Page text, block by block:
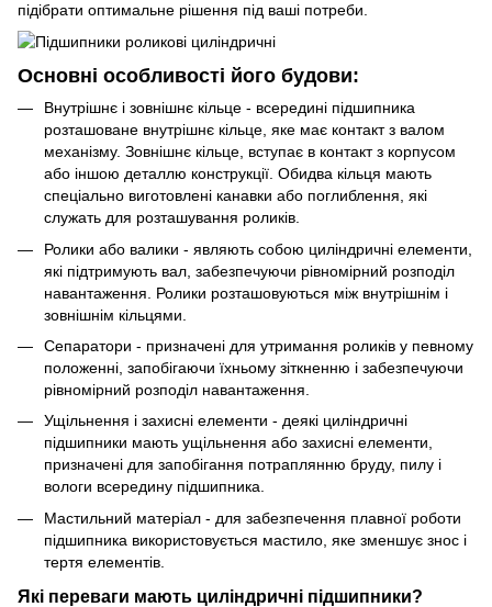
підібрати оптимальне рішення під ваші потреби.
Основні особливості його будови:
Внутрішнє і зовнішнє кільце - всередині підшипника
розташоване внутрішнє кільце, яке має контакт з валом
механізму. Зовнішнє кільце, вступає в контакт з корпусом
або іншою деталлю конструкції. Обидва кільця мають
спеціально виготовлені канавки або поглиблення, які
служать для розташування роликів.
Ролики або валики - являють собою циліндричні елементи,
які підтримують вал, забезпечуючи рівномірний розподіл
навантаження. Ролики розташовуються між внутрішнім і
зовнішнім кільцями.
Сепаратори - призначені для утримання роликів у певному
положенні, запобігаючи їхньому зіткненню і забезпечуючи
рівномірний розподіл навантаження.
Ущільнення і захисні елементи - деякі циліндричні
підшипники мають ущільнення або захисні елементи,
призначені для запобігання потраплянню бруду, пилу і
вологи всередину підшипника.
Мастильний матеріал - для забезпечення плавної роботи
підшипника використовується мастило, яке зменшує знос і
тертя елементів.
Які переваги мають циліндричні підшипники?